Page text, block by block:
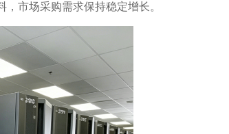
市场采购需求保持稳定增长。